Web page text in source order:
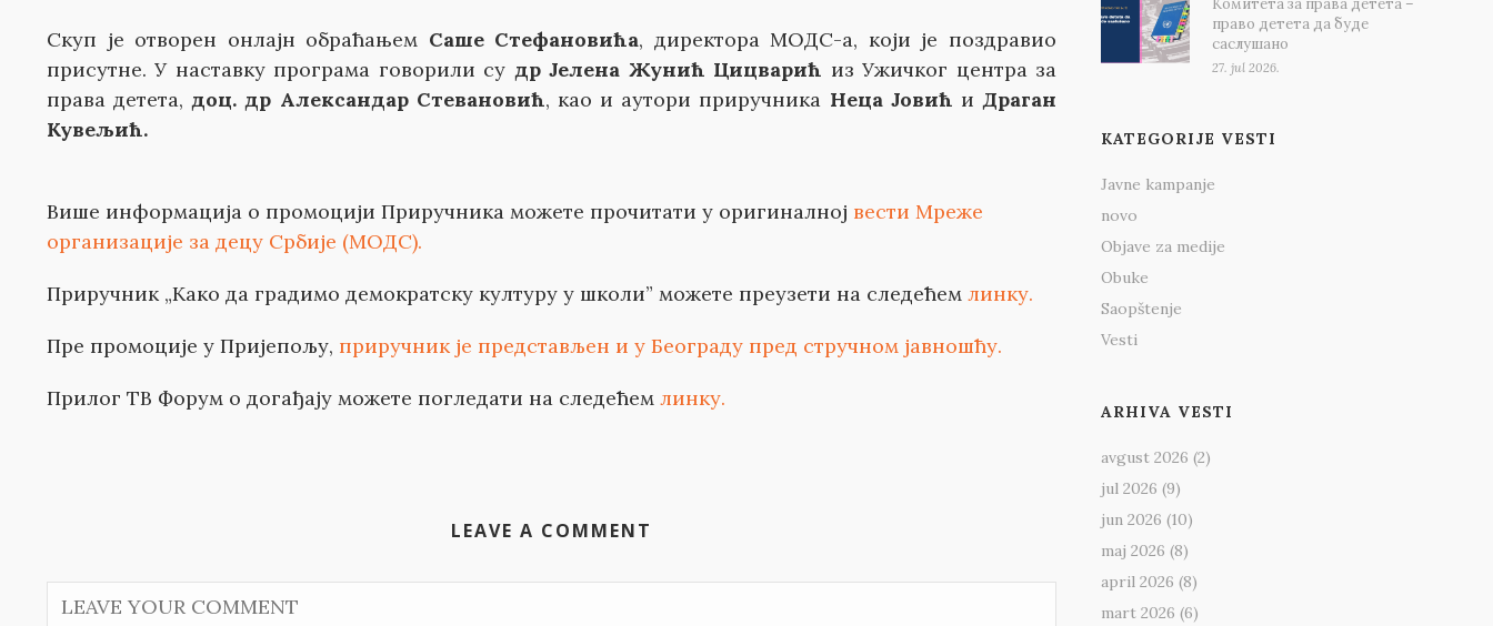
Скуп је отворен онлајн обраћањем Саше Стефановића, директора МОДС-а, који је поздравио
присутне. У наставку програма говорили су др Јелена Жунић Цицварић из Ужичког центра за
права детета,доц. др Александар Стевановић, као и аутори приручника Неца Јовић иДраган
Кувељић.
Више информација о промоцији Приручника можете прочитати у оригиналној вести Мреже
организације за децу Србије (МОДС).
Приручник „Како да градимо демократску културу у школи” можете преузети на следећем линку.
Пре промоције у Пријепољу, приручник је представљен и у Београду пред стручном јавношћу.
Прилог ТВ Форум о догађају можете погледати на следећем линку.
LEAVE A COMMENT
Комитета за права детета –
право детета да буде
саслушано
27. jul 2026.
KATEGORIJE VESTI
Javne kampanje
novo
Objave za medije
Obuke
Saopštenje
Vesti
ARHIVA VESTI
avgust 2026 (2)
jul 2026 (9)
jun 2026 (10)
maj 2026 (8)
april 2026 (8)
mart 2026 (6)